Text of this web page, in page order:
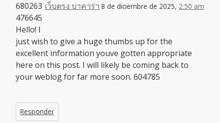
เว็บตรง บาคาร่า 8 de diciembre de 2025, 2:50 am
680263
476645
Hello! I
just wish to give a huge thumbs up for the
excellent information youve gotten appropriate
here on this post. I will likely be coming back to
your weblog for far more soon. 604785
Responder